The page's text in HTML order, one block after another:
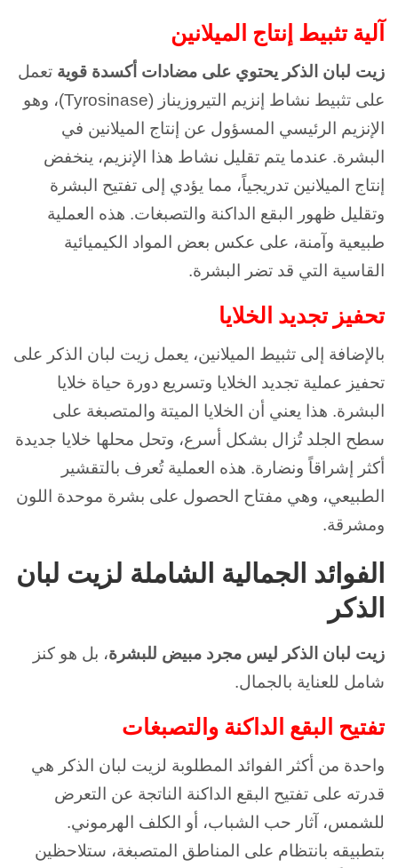
آلية تثبيط إنتاج الميلانين
زيت لبان الذكر يحتوي على مضادات أكسدة قوية تعمل
على تثبيط نشاط إنزيم التيروزيناز (Tyrosinase)، وهو
الإنزيم الرئيسي المسؤول عن إنتاج الميلانين في
البشرة. عندما يتم تقليل نشاط هذا الإنزيم، ينخفض
إنتاج الميلانين تدريجياً، مما يؤدي إلى تفتيح البشرة
وتقليل ظهور البقع الداكنة والتصبغات. هذه العملية
طبيعية وآمنة، على عكس بعض المواد الكيميائية
القاسية التي قد تضر البشرة.
تحفيز تجديد الخلايا
بالإضافة إلى تثبيط الميلانين، يعمل زيت لبان الذكر على
تحفيز عملية تجديد الخلايا وتسريع دورة حياة خلايا
البشرة. هذا يعني أن الخلايا الميتة والمتصبغة على
سطح الجلد تُزال بشكل أسرع، وتحل محلها خلايا جديدة
أكثر إشراقاً ونضارة. هذه العملية تُعرف بالتقشير
الطبيعي، وهي مفتاح الحصول على بشرة موحدة اللون
ومشرقة.
الفوائد الجمالية الشاملة لزيت لبان
الذكر
زيت لبان الذكر ليس مجرد مبيض للبشرة، بل هو كنز
شامل للعناية بالجمال.
تفتيح البقع الداكنة والتصبغات
واحدة من أكثر الفوائد المطلوبة لزيت لبان الذكر هي
قدرته على تفتيح البقع الداكنة الناتجة عن التعرض
للشمس، آثار حب الشباب، أو الكلف الهرموني.
بتطبيقه بانتظام على المناطق المتصبغة، ستلاحظين